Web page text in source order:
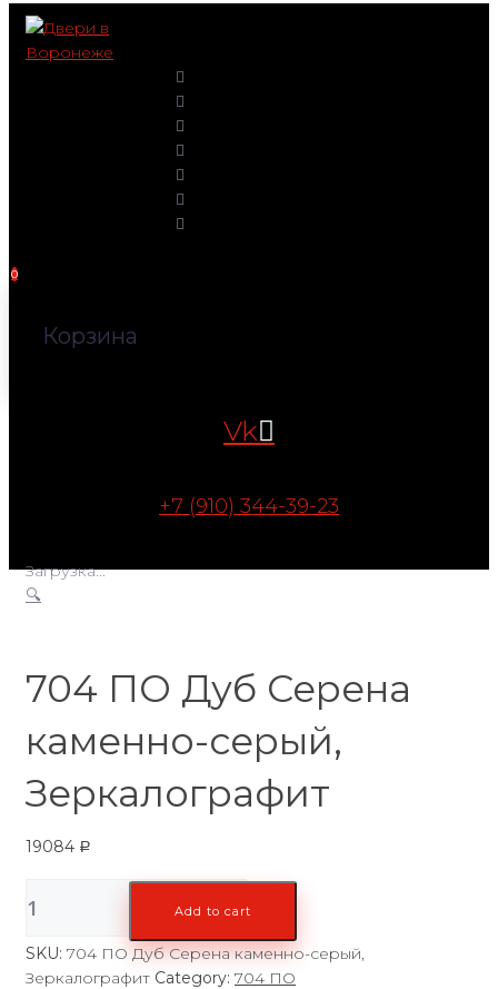
Перейти
контенту
0
Корзина
Vk
+7 (910) 344-39-23
Загрузка...
🔍
704 ПО Дуб Серена
каменно-серый,
Зеркалографит
19084 Р
ПО
Серена
Add to cart
SKU: 704 ПО Дуб Серена каменно-серый,
Зеркалографит Category: 704 ПО